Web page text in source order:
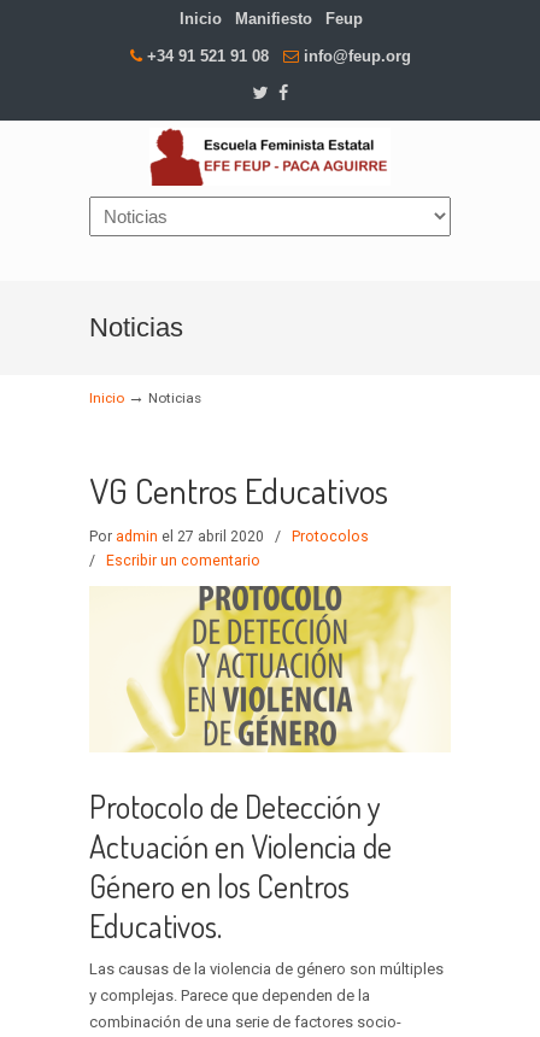
Inicio Manifiesto Feup
+34 91 521 91 08 info@feup.org
Navigation
Noticias
Inicio → Noticias
VG Centros Educativos
Por admin el 27 abril 2020 /
Protocolos
/
Escribir un comentario
Protocolo de Detección y
Actuación en Violencia de
Género en los Centros
Educativos.
Las causas de la violencia de género son múltiples
y complejas. Parece que dependen de la
combinación de una serie de factores socio-